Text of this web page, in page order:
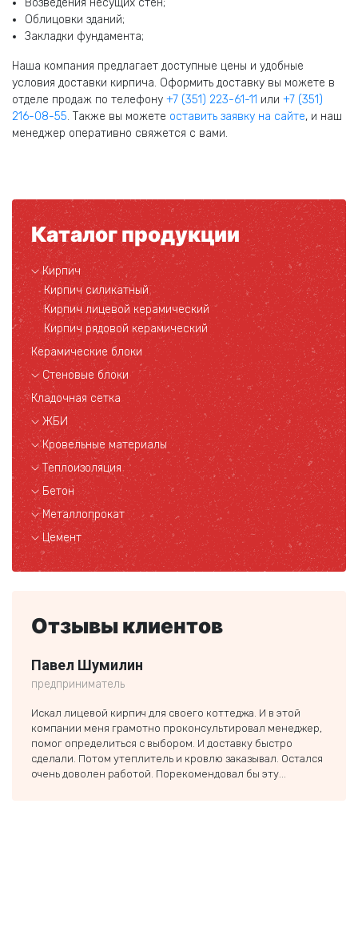
Возведения несущих стен;
Облицовки зданий;
Закладки фундамента;
Наша компания предлагает доступные цены и удобные
условия доставки кирпича. Оформить доставку вы можете в
отделе продаж по телефону +7 (351) 223-61-11 или +7 (351)
216-08-55. Также вы можете оставить заявку на сайте, и наш
менеджер оперативно свяжется с вами.
Каталог продукции
Кирпич
Кирпич силикатный
Кирпич лицевой керамический
Кирпич рядовой керамический
Керамические блоки
Стеновые блоки
Кладочная сетка
ЖБИ
Кровельные материалы
Теплоизоляция
Бетон
Металлопрокат
Цемент
Отзывы клиентов
Павел Шумилин
предприниматель
Искал лицевой кирпич для своего коттеджа. И в этой
компании меня грамотно проконсультировал менеджер,
помог определиться с выбором. И доставку быстро
сделали. Потом утеплитель и кровлю заказывал. Остался
очень доволен работой. Порекомендовал бы эту...